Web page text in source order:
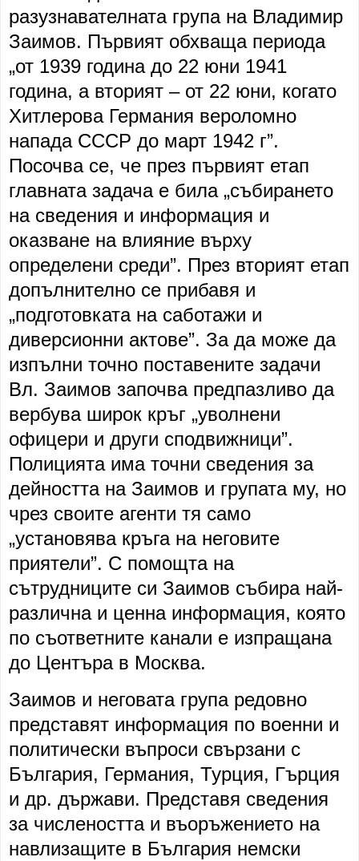
разузнавателната група на Владимир
Заимов. Първият обхваща периода
„от 1939 година до 22 юни 1941
година, а вторият – от 22 юни, когато
Хитлерова Германия вероломно
напада СССР до март 1942 г”.
Посочва се, че през първият етап
главната задача е била „събирането
на сведения и информация и
оказване на влияние върху
определени среди”. През вторият етап
допълнително се прибавя и
„подготовката на саботажи и
диверсионни актове”. За да може да
изпълни точно поставените задачи
Вл. Заимов започва предпазливо да
вербува широк кръг „уволнени
офицери и други сподвижници”.
Полицията има точни сведения за
дейността на Заимов и групата му, но
чрез своите агенти тя само
„установява кръга на неговите
приятели”. С помощта на
сътрудниците си Заимов събира най-
различна и ценна информация, която
по съответните канали е изпращана
до Центъра в Москва.
Заимов и неговата група редовно
представят информация по военни и
политически въпроси свързани с
България, Германия, Турция, Гърция
и др. държави. Представя сведения
за числеността и въоръжението на
навлизащите в България немски